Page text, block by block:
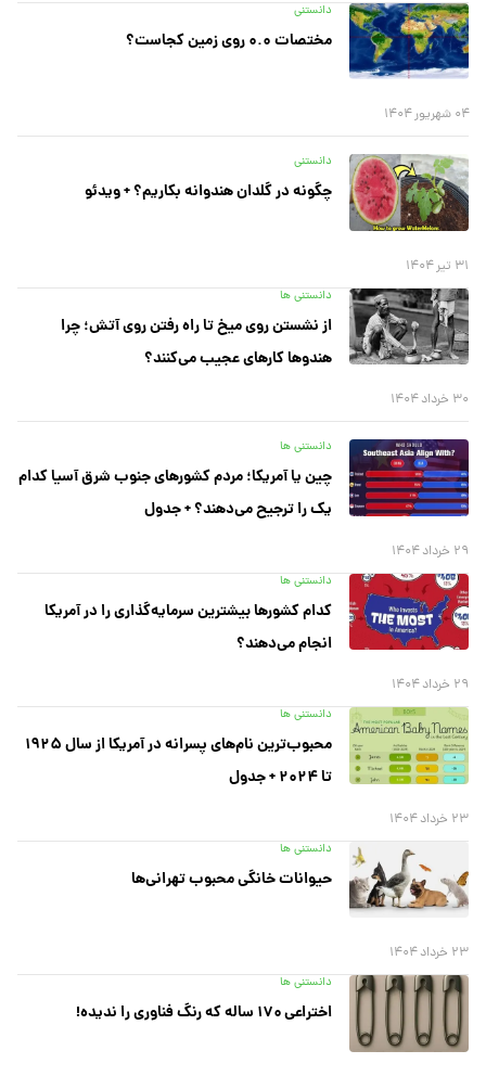
دانستنی
مختصات ۰.۰ روی زمین کجاست؟
۰۴ شهریور ۱۴۰۴
دانستنی
چگونه در گلدان هندوانه بکاریم؟ + ویدئو
۳۱ تیر ۱۴۰۴
دانستنی ها
از نشستن روی میخ تا راه رفتن روی آتش؛ چرا
هندوها کارهای عجیب می‌کنند؟
۳۰ خرداد ۱۴۰۴
دانستنی ها
چین یا آمریکا؛ مردم کشورهای جنوب شرق آسیا کدام
یک را ترجیح می‌دهند؟ + جدول
۲۹ خرداد ۱۴۰۴
دانستنی ها
کدام کشورها بیشترین سرمایه‌گذاری را در آمریکا
انجام می‌دهند؟
۲۹ خرداد ۱۴۰۴
دانستنی ها
محبوب‌ترین نام‌های پسرانه در آمریکا از سال ۱۹۲۵
تا ۲۰۲۴ + جدول
۲۳ خرداد ۱۴۰۴
دانستنی ها
حیوانات خانگی محبوب تهرانی‌ها
۲۳ خرداد ۱۴۰۴
دانستنی ها
اختراعی ۱۷۰ ساله که رنگ فناوری را ندیده!